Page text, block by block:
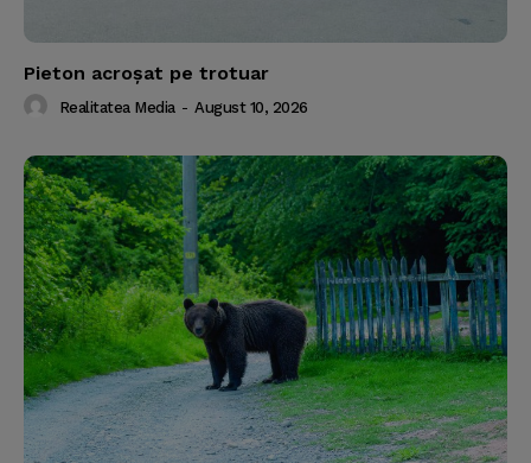
Pieton acroşat pe trotuar
Realitatea Media - August 10, 2026